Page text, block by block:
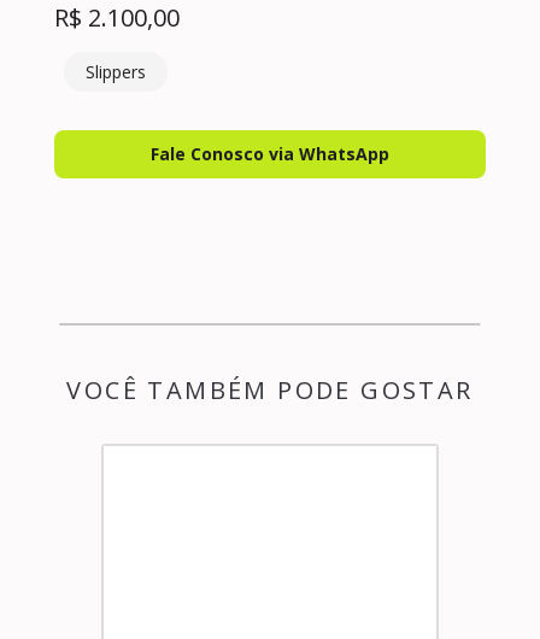
R$ 2.100,00
Slippers
Fale Conosco via WhatsApp
VOCÊ TAMBÉM PODE GOSTAR